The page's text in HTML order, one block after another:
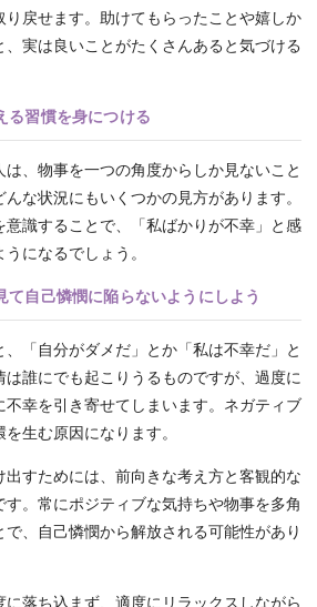
り戻せます。助けてもらったことや嬉しか
、実は良いことがたくさんあると気づける
る習慣を身につける
は、物事を一つの角度からしか見ないこと
な状況にもいくつかの見方があります。
意識することで、「私ばかりが不幸」と感
になるでしょう。
て自己憐憫に陥らないようにしよう
「自分がダメだ」とか「私は不幸だ」と
は誰にでも起こりうるものですが、過度に
不幸を引き寄せてしまいます。ネガティブ
生む原因になります。
出すためには、前向きな考え方と客観的な
。常にポジティブな気持ちや物事を多角
、自己憐憫から解放される可能性があり
に落ち込まず、適度にリラックスしながら